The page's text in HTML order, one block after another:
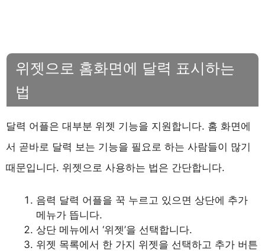
위젯으로 홈화면에 달력 표시하는
법
달력 어플은 대부분 위젯 기능을 지원합니다. 홈 화면에
서 곧바로 달력 보는 기능을 필요로 하는 사람들이 많기
때문입니다. 위젯으로 사용하는 법은 간단합니다.
음력 달력 어플을 꾹 누르고 있으면 상단에 추가
메뉴가 뜹니다.
상단 메뉴에서 ‘위젯’을 선택합니다.
위젯 목록에서 한 가지 위젯을 선택하고 추가 버튼